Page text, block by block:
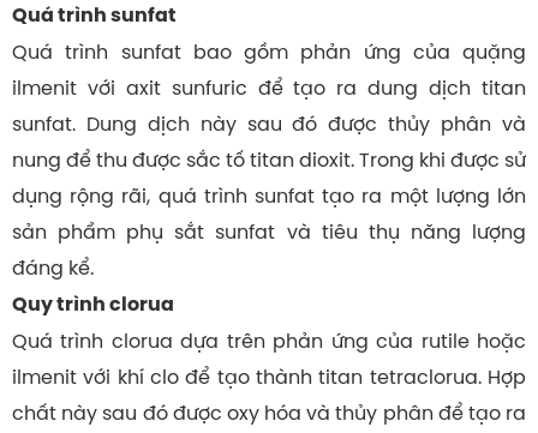
Quá trình sunfat
Quá trình sunfat bao gồm phản ứng của quặng
ilmenit với axit sunfuric để tạo ra dung dịch titan
sunfat. Dung dịch này sau đó được thủy phân và
nung để thu được sắc tố titan dioxit. Trong khi được sử
dụng rộng rãi, quá trình sunfat tạo ra một lượng lớn
sản phẩm phụ sắt sunfat và tiêu thụ năng lượng
đáng kể.
Quy trình clorua
Quá trình clorua dựa trên phản ứng của rutile hoặc
ilmenit với khí clo để tạo thành titan tetraclorua. Hợp
chất này sau đó được oxy hóa và thủy phân để tạo ra